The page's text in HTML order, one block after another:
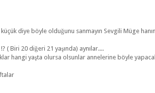
küçük diye böyle olduğunu sanmayın Sevgili Müge
( Biri 20 diğeri 21 yaşında) aynılar....
hangi yaşta olursa olsunlar annelerine böyle